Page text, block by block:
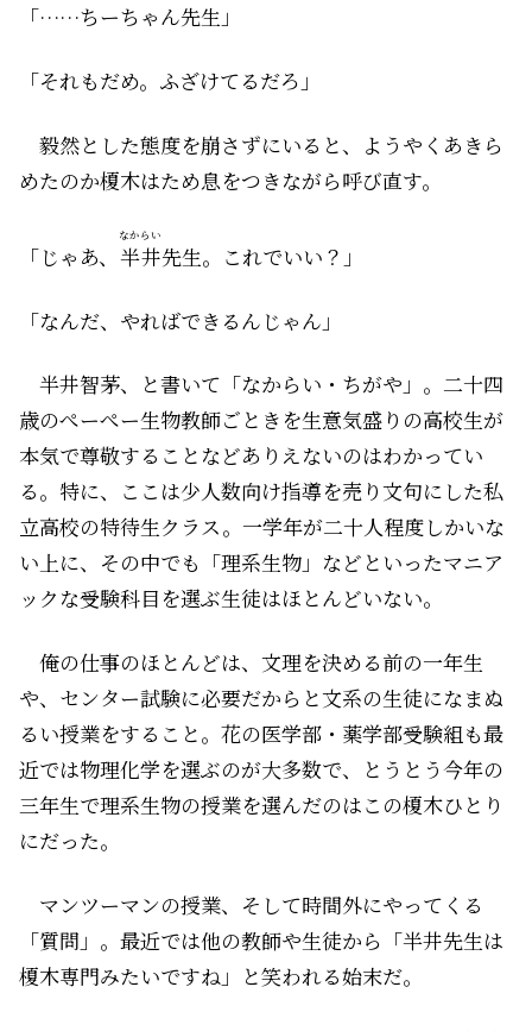
「……ちーちゃん先生」
「それもだめ。ふざけてるだろ」
毅然とした態度を崩さずにいると、ようやくあきら
めたのか榎木はため息をつきながら呼び直す。
「じゃあ、 半井
なからい
先生。これでいい？」
「なんだ、やればできるんじゃん」
半井智茅、と書いて「なからい・ちがや」。二十四
歳のぺーぺー生物教師ごときを生意気盛りの高校生が
本気で尊敬することなどありえないのはわかってい
る。特に、ここは少人数向け指導を売り文句にした私
立高校の特待生クラス。一学年が二十人程度しかいな
い上に、その中でも「理系生物」などといったマニア
ックな受験科目を選ぶ生徒はほとんどいない。
俺の仕事のほとんどは、文理を決める前の一年生
や、センター試験に必要だからと文系の生徒になまぬ
るい授業をすること。花の医学部・薬学部受験組も最
近では物理化学を選ぶのが大多数で、とうとう今年の
三年生で理系生物の授業を選んだのはこの榎木ひとり
にだった。
マンツーマンの授業、そして時間外にやってくる
「質問」。最近では他の教師や生徒から「半井先生は
榎木専門みたいですね」と笑われる始末だ。